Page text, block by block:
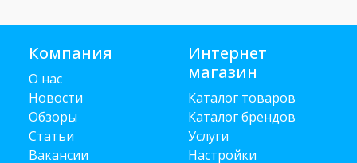
Компания
О нас
Новости
Обзоры
Статьи
Вакансии
Интернет
магазин
Каталог товаров
Каталог брендов
Услуги
Настройки